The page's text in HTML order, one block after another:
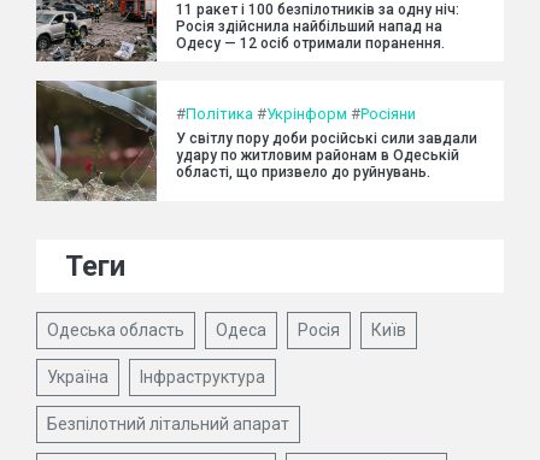
11 ракет і 100 безпілотників за одну ніч:
Росія здійснила найбільший напад на
Одесу — 12 осіб отримали поранення.
#Політика #Укрінформ #Росіяни
У світлу пору доби російські сили завдали
удару по житловим районам в Одеській
області, що призвело до руйнувань.
Теги
Одеська область Одеса Росія Київ
Україна Інфраструктура
Безпілотний літальний апарат